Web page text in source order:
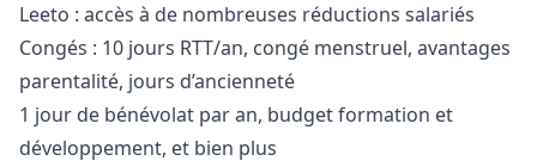
Leeto : accès à de nombreuses réductions salariés
Congés : 10 jours RTT/an, congé menstruel, avantages
parentalité, jours d’ancienneté
1 jour de bénévolat par an, budget formation et
développement, et bien plus